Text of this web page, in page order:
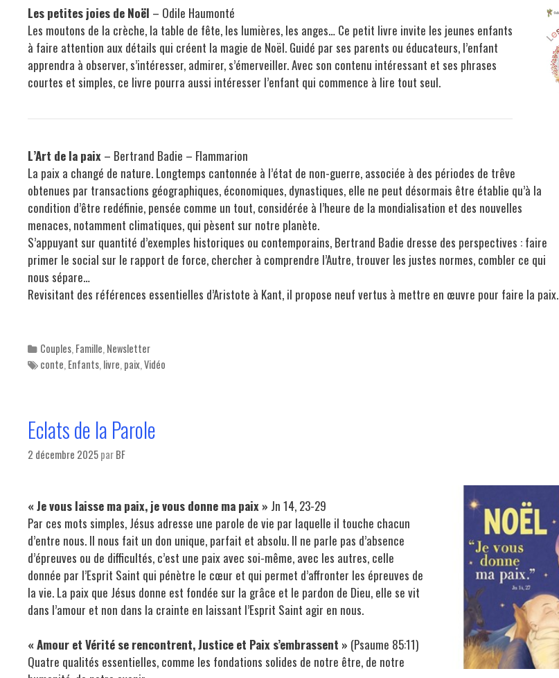
Les petites joies de Noël – Odile Haumonté
Les moutons de la crèche, la table de fête, les lumières, les anges… Ce petit livre invite les jeunes enfants
à faire attention aux détails qui créent la magie de Noël. Guidé par ses parents ou éducateurs, l’enfant
apprendra à observer, s’intéresser, admirer, s’émerveiller. Avec son contenu intéressant et ses phrases
courtes et simples, ce livre pourra aussi intéresser l’enfant qui commence à lire tout seul.
L’Art de la paix – Bertrand Badie – Flammarion
La paix a changé de nature. Longtemps cantonnée à l’état de non-guerre, associée à des périodes de trêve
obtenues par transactions géographiques, économiques, dynastiques, elle ne peut désormais être établie qu’à la
condition d’être redéfinie, pensée comme un tout, considérée à l’heure de la mondialisation et des nouvelles
menaces, notamment climatiques, qui pèsent sur notre planète.
S’appuyant sur quantité d’exemples historiques ou contemporains, Bertrand Badie dresse des perspectives : faire
primer le social sur le rapport de force, chercher à comprendre l’Autre, trouver les justes normes, combler ce qui
nous sépare…
Revisitant des références essentielles d’Aristote à Kant, il propose neuf vertus à mettre en œuvre pour faire la paix.
Categories
Couples, Famille, Newsletter
Tags
conte, Enfants, livre, paix,Vidéo
Eclats de la Parole
2 décembre 2025parBF
« Je vous laisse ma paix, je vous donne ma paix » Jn 14, 23-29
Par ces mots simples, Jésus adresse une parole de vie par laquelle il touche chacun
d’entre nous. Il nous fait un don unique, parfait et absolu. Il ne parle pas d’absence
d’épreuves ou de difficultés, c’est une paix avec soi-même, avec les autres, celle
donnée par l’Esprit Saint qui pénètre le cœur et qui permet d’affronter les épreuves de
la vie. La paix que Jésus donne est fondée sur la grâce et le pardon de Dieu, elle se vit
dans l’amour et non dans la crainte en laissant l’Esprit Saint agir en nous.
« Amour et Vérité se rencontrent, Justice et Paix s’embrassent » (Psaume 85:11)
Quatre qualités essentielles, comme les fondations solides de notre être, de notre